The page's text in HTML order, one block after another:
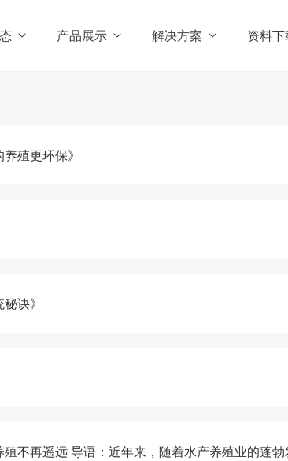
产品展示 解决方案 资料下
殖更环保》
诀》
不再遥远 导语：近年来，随着水产养殖业的蓬